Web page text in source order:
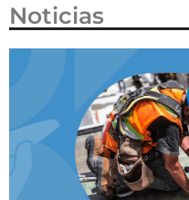
Noticias